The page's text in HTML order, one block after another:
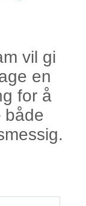
vil gi
en
for å
både